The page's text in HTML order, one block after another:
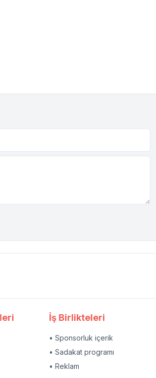
İş Birlikteleri
• Sponsorluk içerik
• Sadakat programı
• Reklam